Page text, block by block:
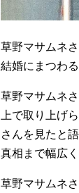
草野マサムネ
結婚にまつわ
草野マサムネ
上で取り上げ
さんを見たと
真相まで幅広
草野マサムネ